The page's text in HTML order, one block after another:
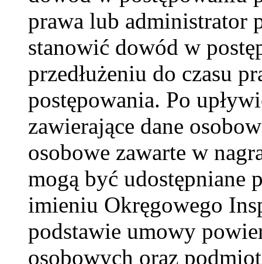
prawa lub administrator
stanowić dowód w
przedłużeniu do czasu
postępowania. Po
zawierające dane
osobowe zawarte w
mogą być udostępniane
imieniu Okręgowego
podstawie umowy
osobowych oraz